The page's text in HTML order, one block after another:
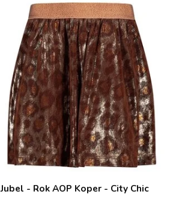
Jubel - Rok AOP Koper - City Chic